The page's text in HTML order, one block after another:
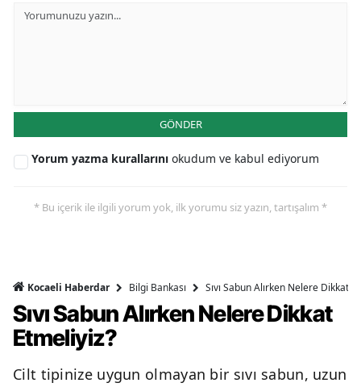
GÖNDER
Yorum yazma kurallarını okudum ve kabul ediyorum
* Bu içerik ile ilgili yorum yok, ilk yorumu siz yazın, tartışalım *
Kocaeli Haberdar Bilgi Bankası Sıvı Sabun Alırken Nelere Dikkat
Sıvı Sabun Alırken Nelere Dikkat
Etmeliyiz?
Cilt tipinize uygun olmayan bir sıvı sabun, uzun